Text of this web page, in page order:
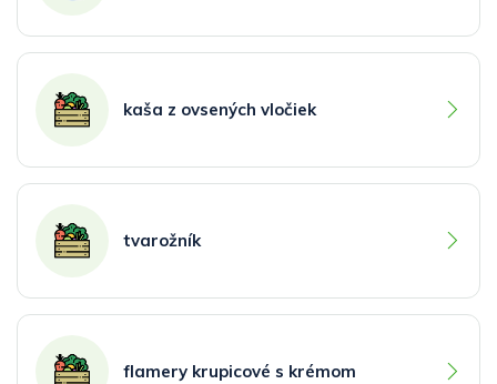
kaša z ovsených vločiek
tvarožník
flamery krupicové s krémom